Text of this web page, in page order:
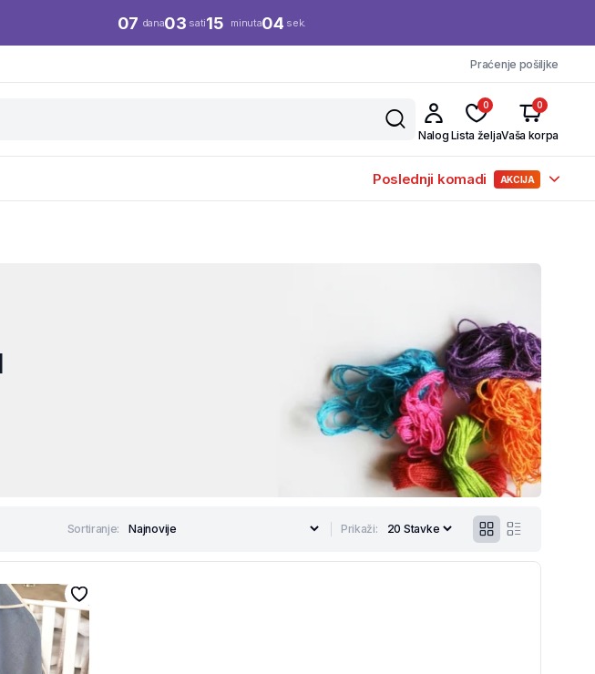
07 dana03 sati15 minuta04 sek.
Praćenje pošiljke
Nalog
0
Lista želja
0
Vaša korpa
Poslednji komadi AKCIJA
Sortiranje: Prikaži: